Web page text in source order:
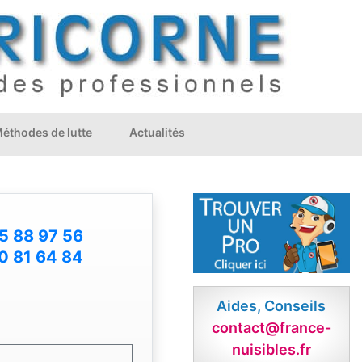
de lutte Actualités
88 97 56
81 64 84
Aides, Conseils
contact@france-
nuisibles.fr